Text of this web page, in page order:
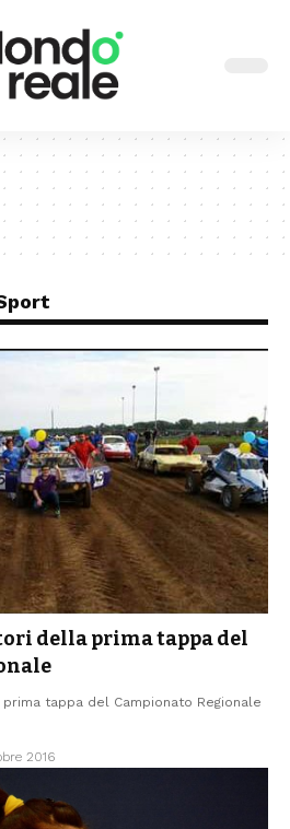
della prima tappa del
tappa del Campionato Regionale
2016